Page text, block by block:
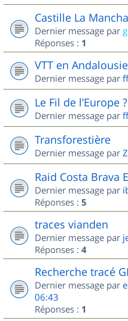
Castille La
Dernier message par
Réponses : 1
VTT en Andalousie
Dernier message par
Le Fil de l’Europe ?
Dernier message par
Transforestière
Dernier message par
Raid Costa Brava
Dernier message par
Réponses : 5
traces vianden
Dernier message par
Réponses : 4
Recherche tracé
Dernier message par
06:43
Réponses : 1